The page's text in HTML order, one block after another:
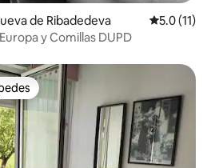
de Ribadedeva Calificación
5.0 (11)
y Comillas DUPD
preferido